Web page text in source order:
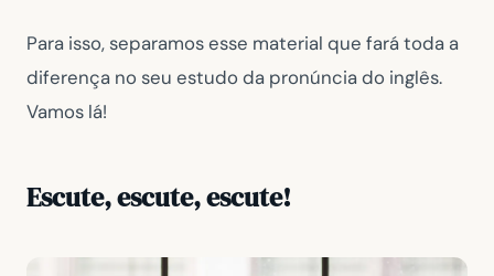
Para isso, separamos esse material que fará toda a
diferença no seu estudo da pronúncia do inglês.
Vamos lá!
Escute, escute, escute!